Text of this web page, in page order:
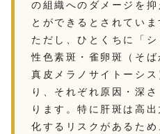
の組織へのダメージを
とができるとされていま
ただし、ひとくちに「
性色素斑・雀卵斑（そ
真皮メラノサイトーシ
り、それぞれ原因・深
ります。特に肝斑は高
化するリスクがあるた